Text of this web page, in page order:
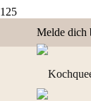
Melde dich